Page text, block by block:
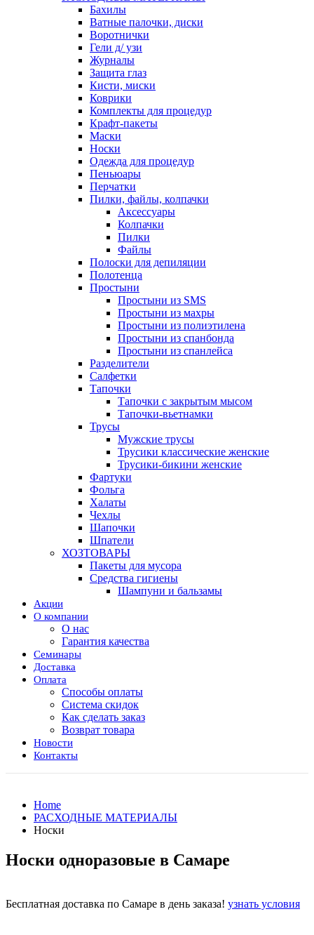
Бахилы
Ватные палочки, диски
Воротнички
Гели д/ узи
Журналы
Защита глаз
Кисти, миски
Коврики
Комплекты для процедур
Крафт-пакеты
Маски
Носки
Одежда для процедур
Пеньюары
Перчатки
Пилки, файлы, колпачки
Аксессуары
Колпачки
Пилки
Файлы
Полоски для депиляции
Полотенца
Простыни
Простыни из SMS
Простыни из махры
Простыни из полиэтилена
Простыни из спанбонда
Простыни из спанлейса
Разделители
Салфетки
Тапочки
Тапочки с закрытым мысом
Тапочки-вьетнамки
Трусы
Мужские трусы
Трусики классические женские
Трусики-бикини женские
Фартуки
Фольга
Халаты
Чехлы
Шапочки
Шпатели
ХОЗТОВАРЫ
Пакеты для мусора
Средства гигиены
Шампуни и бальзамы
Акции
О компании
О нас
Гарантия качества
Семинары
Доставка
Оплата
Способы оплаты
Система скидок
Как сделать заказ
Возврат товара
Новости
Контакты
Home
РАСХОДНЫЕ МАТЕРИАЛЫ
Носки
Носки одноразовые в Самаре
Бесплатная доставка по Самаре в день заказа! узнать условия